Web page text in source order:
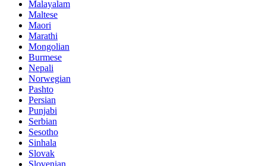
Malayalam
Maltese
Maori
Marathi
Mongolian
Burmese
Nepali
Norwegian
Pashto
Persian
Punjabi
Serbian
Sesotho
Sinhala
Slovak
Slovenian